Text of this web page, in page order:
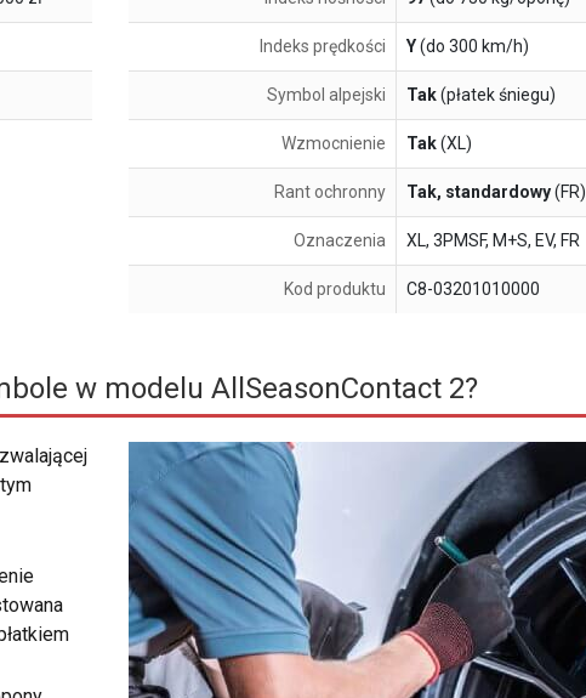
Indeks prędkości Y(do 300 km/h)
Symbol alpejski Tak(płatek śniegu)
Wzmocnienie Tak(XL)
Rant ochronny Tak, standardowy(FR)
Oznaczenia XL, 3PMSF, M+S, EV, FR
Kod produktu C8-03201010000
w modelu AllSeasonContact 2?